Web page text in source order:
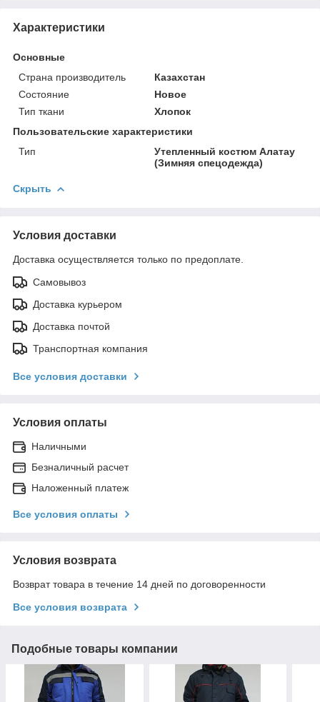
Характеристики
Основные
Страна производитель
Казахстан
Состояние
Новое
Тип ткани
Хлопок
Пользовательские характеристики
Тип
Утепленный костюм Алатау
(Зимняя спецодежда)
Скрыть
Условия доставки
Доставка осуществляется только по предоплате.
Самовывоз
Доставка курьером
Доставка почтой
Транспортная компания
Все условия доставки
Условия оплаты
Наличными
Безналичный расчет
Наложенный платеж
Все условия оплаты
Условия возврата
Возврат товара в течение 14 дней по договоренности
Все условия возврата
Подобные товары компании